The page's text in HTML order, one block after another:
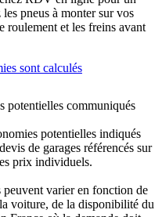
pneus à monter sur vos
roulement et les freins avant
sont calculés
potentielles communiqués
potentielles indiqués
de garages référencés sur
prix individuels.
varier en fonction de
voiture, de la disponibilité du